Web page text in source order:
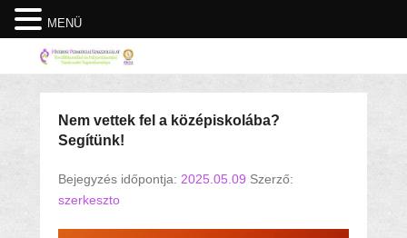
Nem vettek fel a középiskolába?
Segítünk!
Bejegyzés időpontja: 2025.05.09 Szerző:
szerkeszto
MENÜ